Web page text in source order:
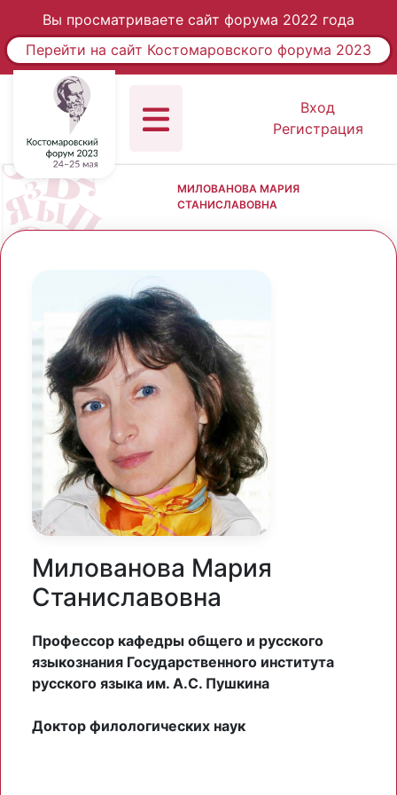
Вы просматриваете сайт форума 2022 года
Перейти на сайт Костомаровского форума 2023
Вход
Регистрация
МИЛОВАНОВА МАРИЯ
СТАНИСЛАВОВНА
Милованова Мария
Станиславовна
Профессор кафедры общего и русского
языкознания Государственного института
русского языка им. А.С. Пушкина
Доктор филологических наук